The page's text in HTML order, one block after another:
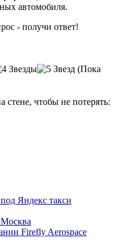
автомобиля.
- получи ответ!
(Пока
стене, чтобы не потерять:
Яндекс такси
Москва
Firefly Aerospace